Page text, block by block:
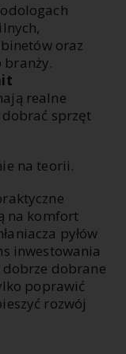
oraz
branży.
realne
sprzęt
na teorii.
na komfort
pyłów
inwestowania
dobrane
poprawić
rozwój